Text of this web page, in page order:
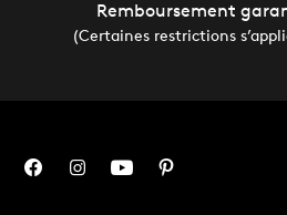
Remboursement
(Certaines restrictions